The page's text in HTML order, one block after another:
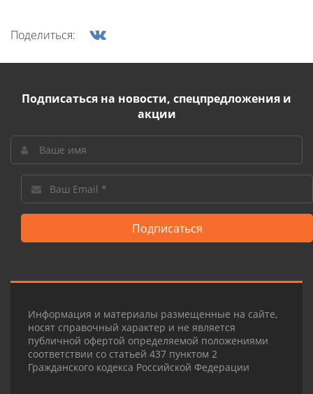
Поделиться:
Подписаться на новости, спецпредложения и
акции
Подписаться
Информация и материалы размещенные на сайте,
носят справочный характер и не является
публичной офертой определяемой положениями
соответствии со статьей 437 пунктом 2
Гражданского кодекса Российской Федерации